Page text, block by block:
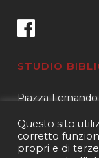
STUDIO
Piazza
Tel.3400596959
email.
Questo sito
corretto
propri e di